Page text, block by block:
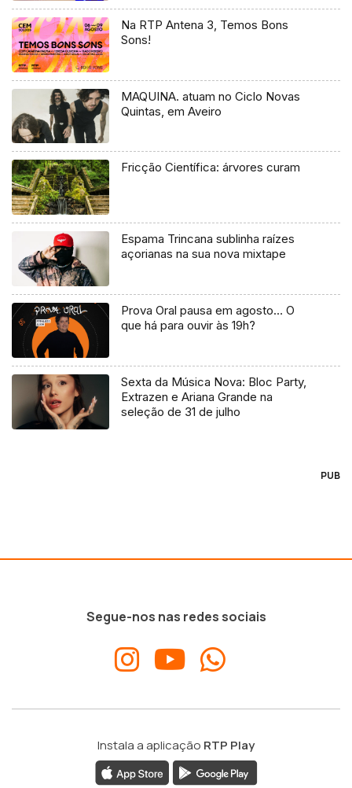
Na RTP Antena 3, Temos Bons
Sons!
MAQUINA. atuam no Ciclo Novas
Quintas, em Aveiro
Fricção Científica: árvores curam
Espama Trincana sublinha raízes
açorianas na sua nova mixtape
Prova Oral pausa em agosto… O
que há para ouvir às 19h?
Sexta da Música Nova: Bloc Party,
Extrazen e Ariana Grande na
seleção de 31 de julho
PUB
Segue-nos nas redes sociais
Instala a aplicação RTP Play